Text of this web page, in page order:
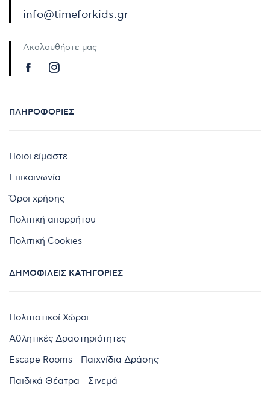
info@timeforkids.gr
Ακολουθήστε μας
ΠΛΗΡΟΦΟΡΊΕΣ
Ποιοι είμαστε
Επικοινωνία
Όροι χρήσης
Πολιτική απορρήτου
Πολιτική Cookies
ΔΗΜΟΦΙΛΕΊΣ ΚΑΤΗΓΟΡΊΕΣ
Πολιτιστικοί Χώροι
Αθλητικές Δραστηριότητες
Escape Rooms - Παιχνίδια Δράσης
Παιδικά Θέατρα - Σινεμά